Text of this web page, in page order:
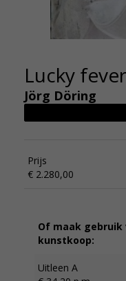
Lucky fever
Jörg Döring
Prijs
€ 2.280,00
Of maak
kunstkoop:
Uitleen A